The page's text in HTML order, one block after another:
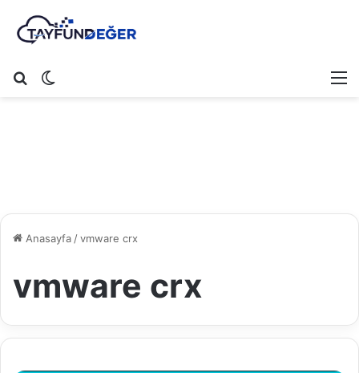
Arama yap ...
Anasayfa/vmware crx
vmware crx